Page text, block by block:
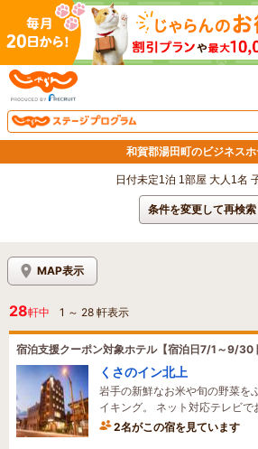
和賀郡湯田町のビジネス
日付未定1泊 1部屋 大人1名
条件を変更して再検索
MAP表示
28軒中 1 ～ 28 軒表示
宿泊支援クーポン対象ホテル【宿泊日7/1～9/30
くさのイン北上
岩手の新鮮なお米や旬の野菜を
イキング。 ネット対応テレビで
2名がこの宿を見ています